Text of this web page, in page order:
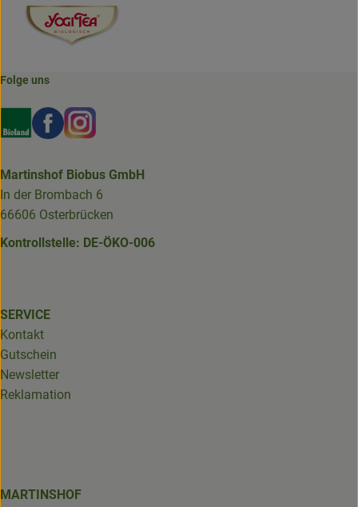
Folge uns
Externer Link zu https://www.bioland.de/verbraucher
Externer Link zu https://www.facebook.com/
Externer Link zu https://www.instagram.com/
Martinshof Biobus GmbH
In der Brombach 6
66606 Osterbrücken
Kontrollstelle: DE-ÖKO-006
SERVICE
Kontakt
Gutschein
Newsletter
Reklamation
MARTINSHOF